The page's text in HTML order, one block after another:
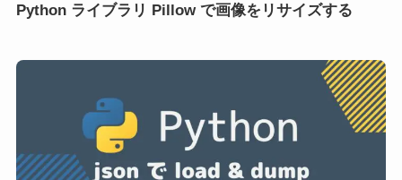
Python ライブラリ Pillow で画像をリサイズする